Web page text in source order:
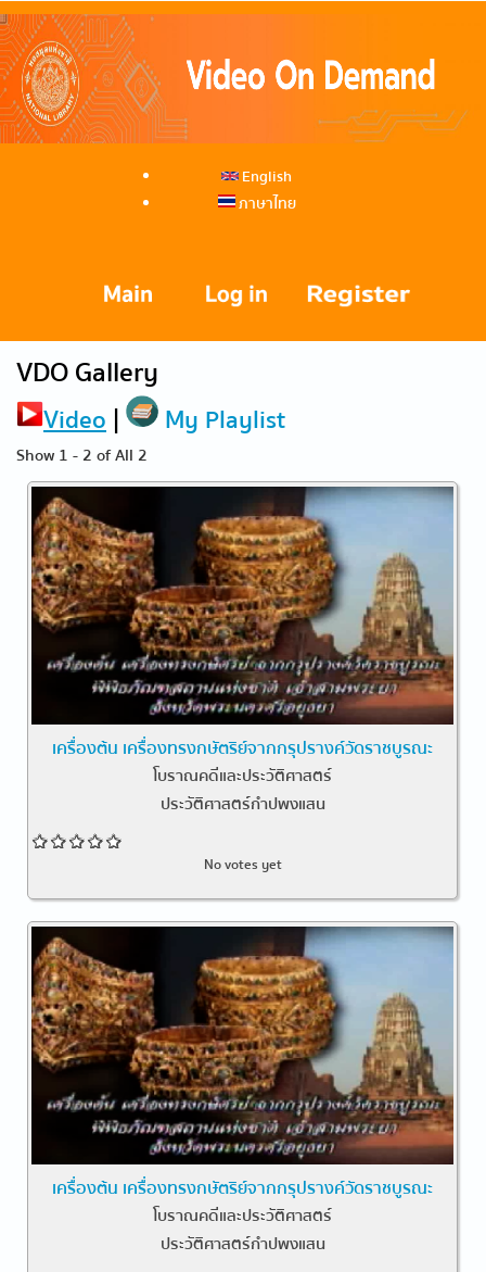
English
ภาษาไทย
VDO Gallery
Video | My Playlist
Show 1 - 2 of All 2
เครื่องต้น เครื่องทรงกษัตริย์จากกรุปรางค์วัดราชบูรณะ
โบราณคดีและประวัติศาสตร์
ประวัติศาสตร์กำปพงแสน
No votes yet
เครื่องต้น เครื่องทรงกษัตริย์จากกรุปรางค์วัดราชบูรณะ
โบราณคดีและประวัติศาสตร์
ประวัติศาสตร์กำปพงแสน